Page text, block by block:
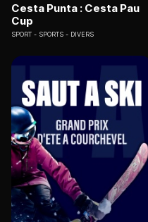
Cesta Punta : Cesta Pau
Cup
SPORT SPORTS - DIVERS